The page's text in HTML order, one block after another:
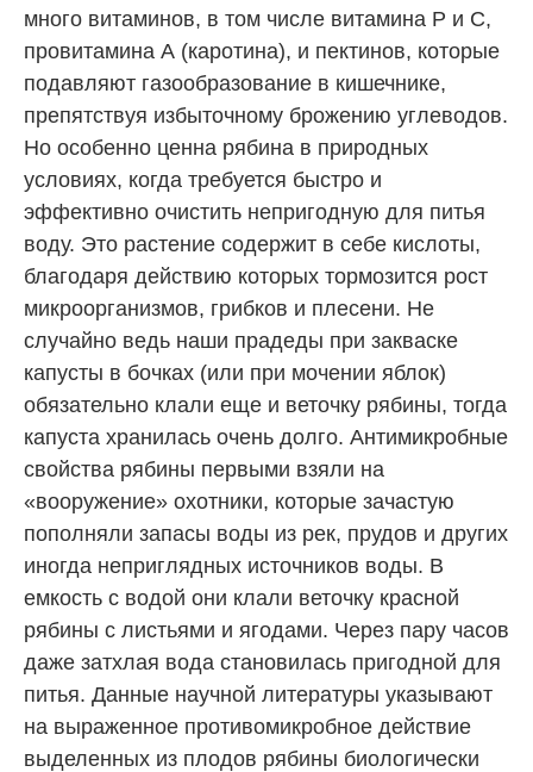
много витаминов, в том числе витамина Р и С,
провитамина А (каротина), и пектинов, которые
подавляют газообразование в кишечнике,
препятствуя избыточному брожению углеводов.
Но особенно ценна рябина в природных
условиях, когда требуется быстро и
эффективно очистить непригодную для питья
воду. Это растение содержит в себе кислоты,
благодаря действию которых тормозится рост
микроорганизмов, грибков и плесени. Не
случайно ведь наши прадеды при закваске
капусты в бочках (или при мочении яблок)
обязательно клали еще и веточку рябины, тогда
капуста хранилась очень долго. Антимикробные
свойства рябины первыми взяли на
«вооружение» охотники, которые зачастую
пополняли запасы воды из рек, прудов и других
иногда неприглядных источников воды. В
емкость с водой они клали веточку красной
рябины с листьями и ягодами. Через пару часов
даже затхлая вода становилась пригодной для
питья. Данные научной литературы указывают
на выраженное противомикробное действие
выделенных из плодов рябины биологически